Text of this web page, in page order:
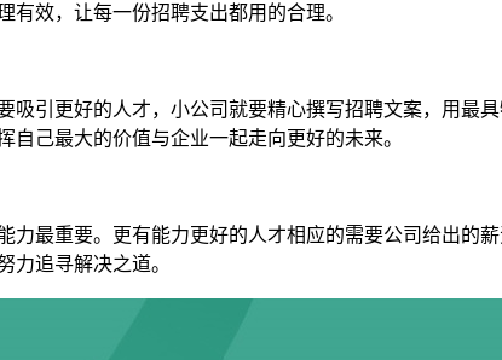
效，让每一份招聘支出都用的合理。
引更好的人才，小公司就要精心撰写招聘文案，用最
己最大的价值与企业一起走向更好的未来。
最重要。更有能力更好的人才相应的需要公司给出的
力追寻解决之道。